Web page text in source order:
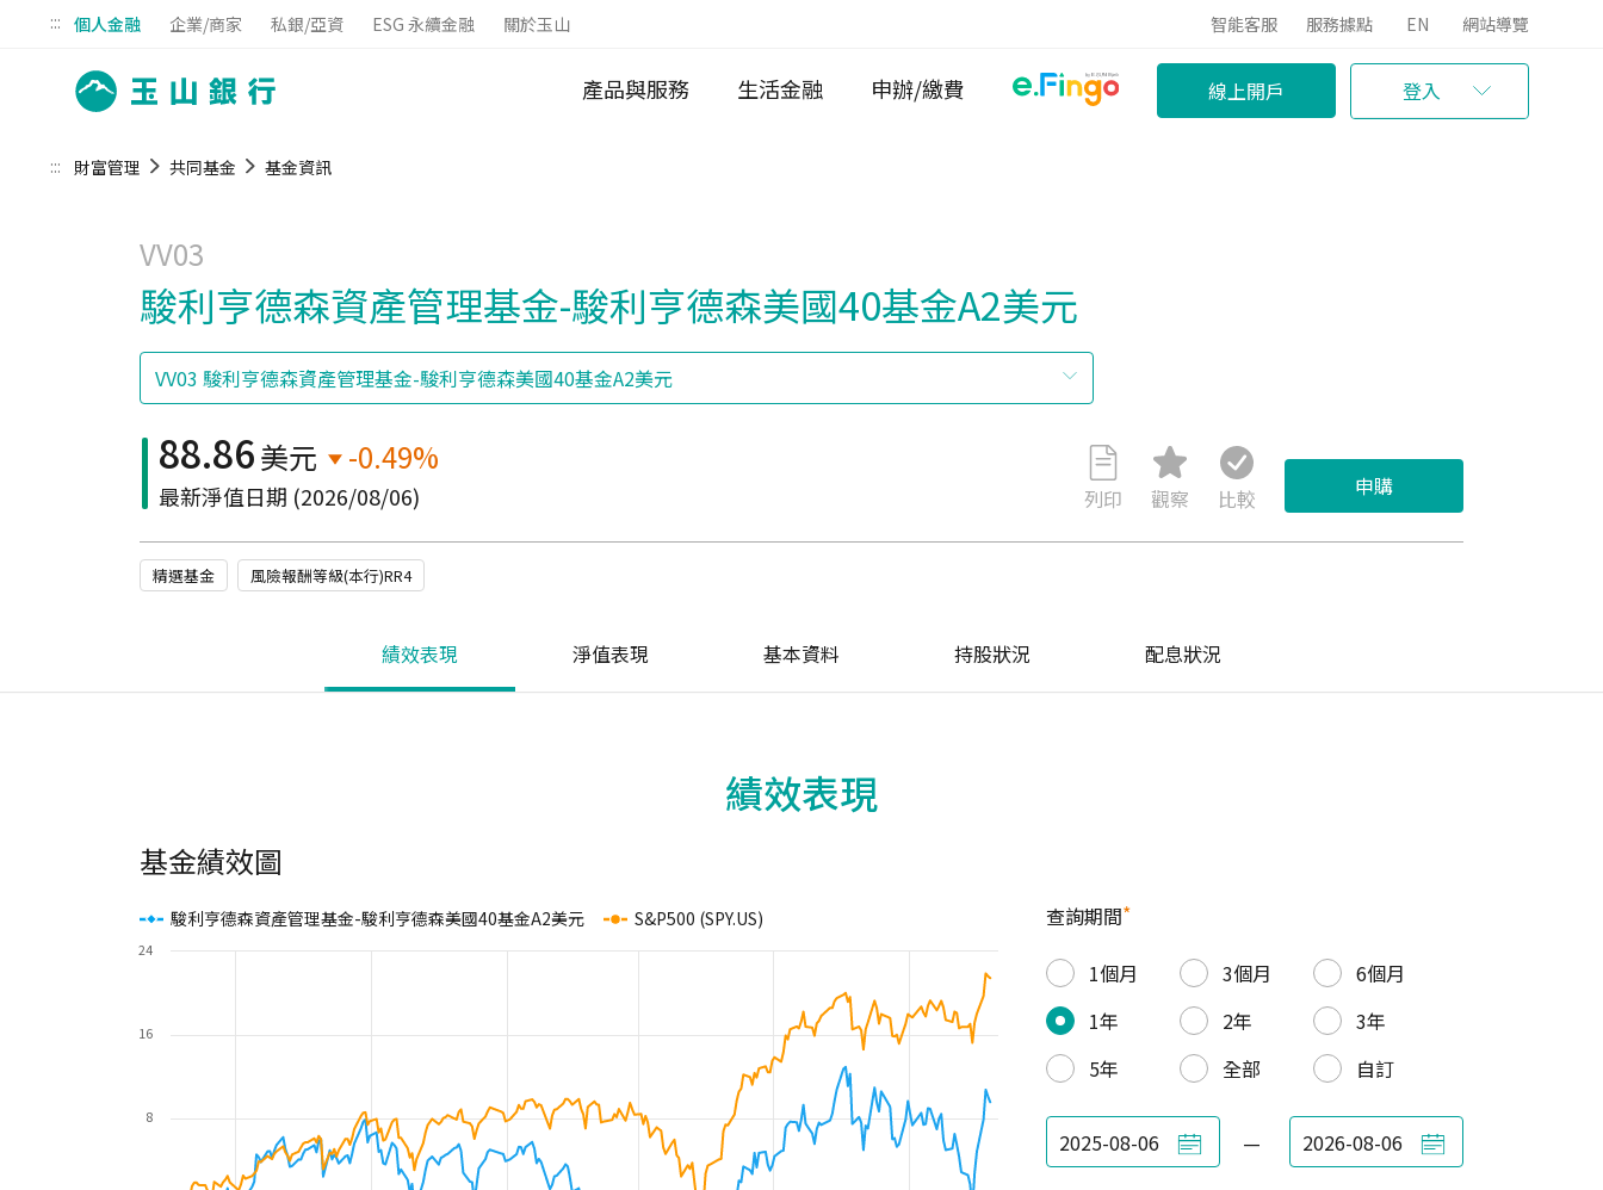
::: 個人金融 企業/商家 私銀/亞資 ESG 永續金融 關於玉山 智能客服 服務據點 EN 網站導覽
產品與服務 生活金融 申辦/繳費 線上開戶 登入
財富管理 共同基金 基金資訊
:::
VV03
駿利亨德森資產管理基金-駿利亨德森美國40基金A2美元
88.86美元 -0.49%
最新淨值日期 (2026/08/06) 列印 觀察 比較 申購
精選基金 風險報酬等級(本行)RR4
績效表現 淨值表現 基本資料 持股狀況 配息狀況
績效表現
基金績效圖
駿利亨德森資產管理基金-駿利亨德森美國40基金A2美元 S&P500 (SPY.US)
8
16
24
查詢期間*
1個月 3個月
6個月
1年
2年
3年
5年
全部 自訂
—